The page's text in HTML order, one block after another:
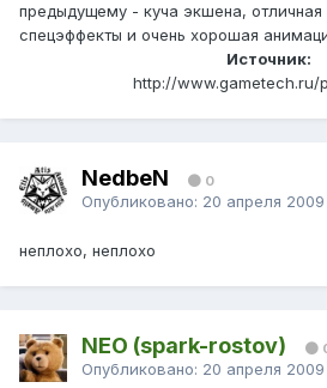
предыдущему - куча экшена,
спецэффекты и очень хорошая
Источник:
http://www.gametech.ru/
NedbeN 0
Опубликовано: 20 апреля 2009
неплохо, неплохо
NEO (spark-rostov)
Опубликовано: 20 апреля 2009